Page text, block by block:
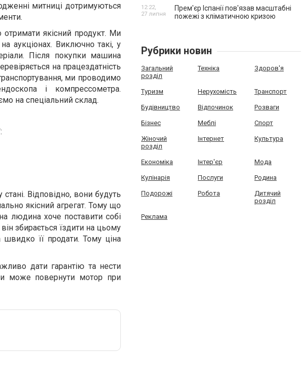
митниці дотримуються
якісний продукт. Ми
аукціонах. Виключно такі, у
Після покупки машина
на працездатність
ми проводимо
і компрессометра.
на спеціальний склад.
Відповідно, вони будуть
якісний агрегат. Тому що
людина хоче поставити собі
збирається їздити на цьому
її продати. Тому ціна
дати гарантію та нести
може повернути мотор при
Прем'єр Іспанії пов'язав масштабні
пожежі з кліматичною кризою
12:22,
27 липня
Рубрики новин
Загальний
розділ
Техніка Здоров'я
Туризм Нерухомість Транспорт
Будівництво Відпочинок Розваги
Бізнес Меблі Спорт
Жіночий
розділ
Інтернет Культура
Економіка Інтер'єр Мода
Кулінарія Послуги Родина
Подорожі Робота
Дитячий
розділ
Реклама